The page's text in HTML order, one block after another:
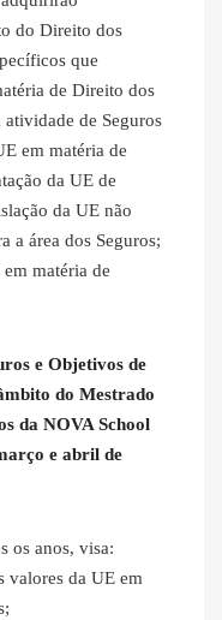
do Direito dos
que
de Direito dos
atividade de Seguros
em matéria de
da UE de
da UE não
a área dos Seguros;
matéria de
e Objetivos de
do Mestrado
da NOVA School
e abril de
os anos, visa:
valores da UE em